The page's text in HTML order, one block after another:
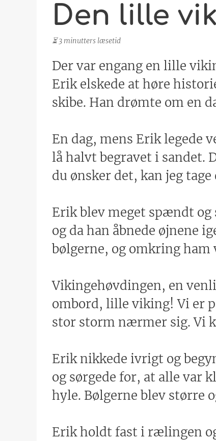
Den lille
⏳ 3 minutters læsetid
Der var engang en lille
Erik elskede at høre
skibe. Han drømte om en
En dag, mens Erik legede
lå halvt begravet i sandet.
du ønsker det, kan jeg
Erik blev meget spændt og
og da han åbnede øjnene
bølgerne, og omkring
Vikingehøvdingen, en
ombord, lille viking! Vi er
stor storm nærmer sig. Vi
Erik nikkede ivrigt og
og sørgede for, at alle var
hyle. Bølgerne blev større
Erik holdt fast i rælingen